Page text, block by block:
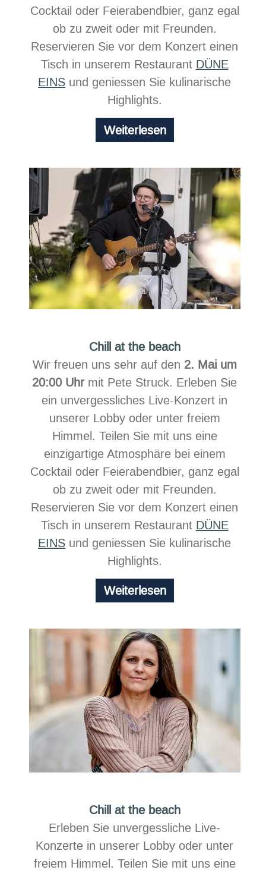
Cocktail oder Feierabendbier, ganz egal
ob zu zweit oder mit Freunden.
Reservieren Sie vor dem Konzert einen
Tisch in unserem Restaurant DÜNE
EINS und geniessen Sie kulinarische
Highlights.
WeiterlesenChill
at
beach
Chill at the beach
Wir freuen uns sehr auf den 2. Mai um
20:00 Uhr mit Pete Struck. Erleben Sie
ein unvergessliches Live-Konzert in
unserer Lobby oder unter freiem
Himmel. Teilen Sie mit uns eine
einzigartige Atmosphäre bei einem
Cocktail oder Feierabendbier, ganz egal
ob zu zweit oder mit Freunden.
Reservieren Sie vor dem Konzert einen
Tisch in unserem Restaurant DÜNE
EINS und geniessen Sie kulinarische
Highlights.
WeiterlesenChill
at
beach
Chill at the beach
Erleben Sie unvergessliche Live-
Konzerte in unserer Lobby oder unter
freiem Himmel. Teilen Sie mit uns eine